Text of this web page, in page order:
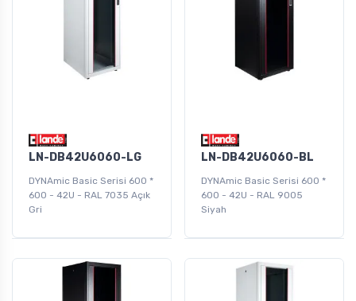
LN-DB42U6060-LG
DYNAmic Basic Serisi 600 *
600 - 42U - RAL 7035 Açık
Gri
LN-DB42U6060-BL
DYNAmic Basic Serisi 600 *
600 - 42U - RAL 9005
Siyah